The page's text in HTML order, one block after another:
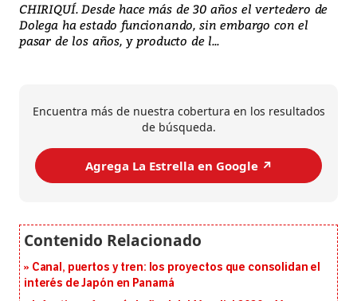
CHIRIQUÍ. Desde hace más de 30 años el vertedero de
Dolega ha estado funcionando, sin embargo con el
pasar de los años, y producto de l...
Encuentra más de nuestra cobertura en los resultados
de búsqueda.
Agrega La Estrella en Google ↗️
Canal, puertos y tren: los proyectos que consolidan el
interés de Japón en Panamá